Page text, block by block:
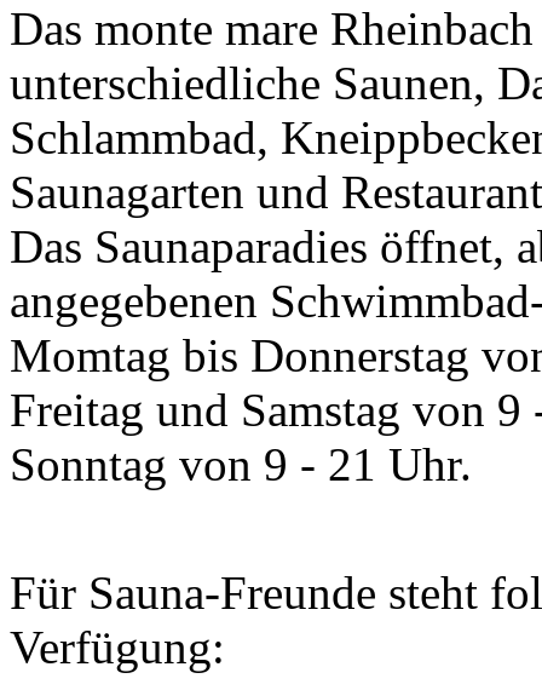
Das monte mare
unterschiedliche Saunen,
Schlammbad,
Saunagarten und
Das Saunaparadies öffnet,
angegebenen
Momtag bis Donnerstag
Freitag und Samstag von
Sonntag von 9 - 21 Uhr.
Für Sauna-Freunde steht
Verfügung: